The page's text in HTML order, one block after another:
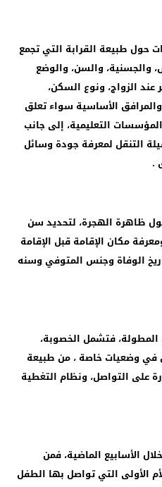
حول طبيعة القرابة التي تجمع
والجسنية، والسن، والوضع
عند الزواج، ونوع السكن،
الأساسية سواء تعلق
التعليمية، إلى جانب
التنقل لمعرفة جودة وسائل
.
ظاهرة الهجرة، لتحديد سن
مكان الإقامة قبل الإقامة
الوفاة وجنس المتوفي وسنه
المطولة، فتشمل الخصوبة،
في وضعيات خاصة ، من طبيعة
على التواصل، ونظام التغطية
الأسابيع الماضية، فمن
الأولى التي تواصل بها الطفل